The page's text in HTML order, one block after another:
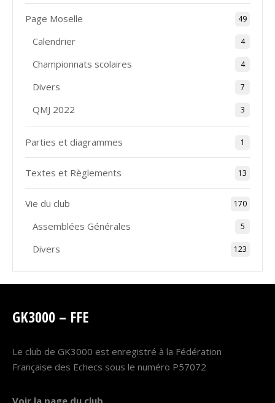
Page Moselle 49
Calendrier 4
Championnats scolaires 4
Divers 7
QMJ 2022 3
Parties et diagrammes 1
Textes et Règlements 13
Vie du club 170
Assemblées Générales 5
Divers 123
GK3000 – FFE
Le club de GK3000 est enregistré à la Fédération
Française des Echecs sous le numéro P57072
Voir la page du club…